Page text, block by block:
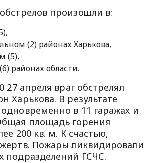
произошли в:
(2) районах Харькова,
(5),
районах области.
27 апреля враг обстрелял
Харькова. В результате
в 11 гаражах и
площадь горения
200 кв. м. К счастью,
Пожары ликвидировали
подразделений ГСЧС.